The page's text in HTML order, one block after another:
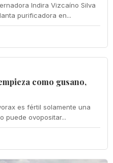
Indira Vizcaíno Silva
purificadora en...
como gusano,
es fértil solamente una
puede ovopositar...